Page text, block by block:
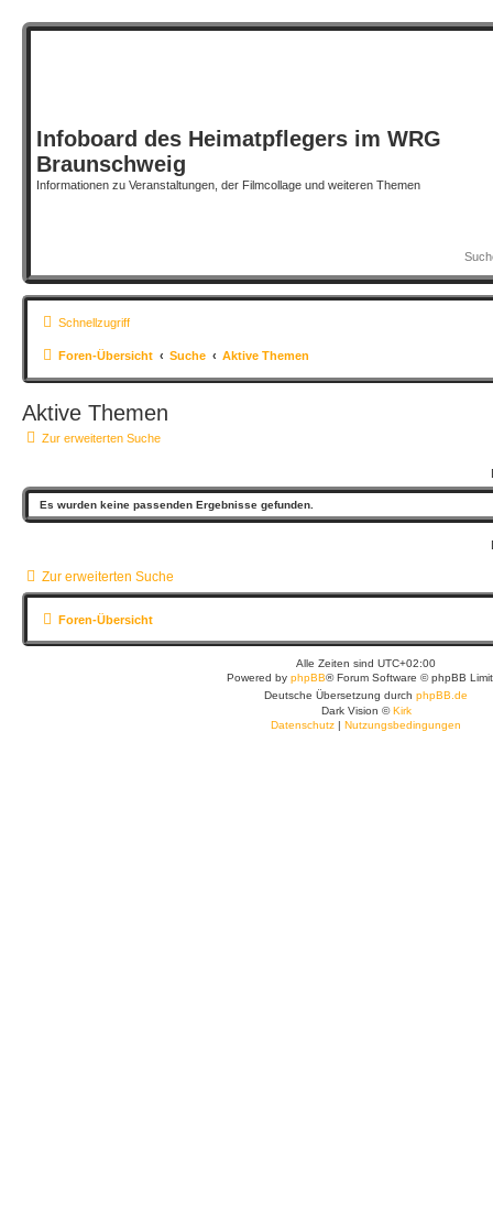
Infoboard des Heimatpflegers im WRG
Braunschweig
Informationen zu Veranstaltungen, der Filmcollage und weiteren Themen
Schnellzugriff
Foren-Übersicht Suche Aktive Themen
Aktive Themen
Zur erweiterten Suche
Es wurden keine passenden Ergebnisse gefunden.
Zur erweiterten Suche
Foren-Übersicht
Alle Zeiten sind UTC+02:00
Powered by phpBB® Forum Software © phpBB
Deutsche Übersetzung durch phpBB.de
Dark Vision ©Kirk
Datenschutz | Nutzungsbedingungen